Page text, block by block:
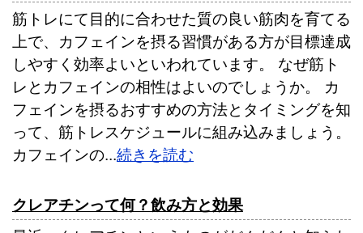
筋トレにて目的に合わせた質の良い筋肉を育てる
上で、カフェインを摂る習慣がある方が目標達成
しやすく効率よいといわれています。 なぜ筋ト
レとカフェインの相性はよいのでしょうか。 カ
フェインを摂るおすすめの方法とタイミングを知
って、筋トレスケジュールに組み込みましょう。
カフェインの...続きを読む
クレアチンって何？飲み方と効果